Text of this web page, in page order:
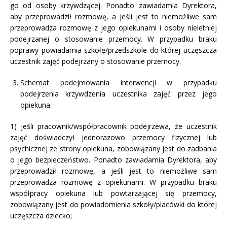
go od osoby krzywdzącej. Ponadto zawiadamia Dyrektora,
aby przeprowadził rozmowę, a jeśli jest to niemożliwe sam
przeprowadza rozmowę z jego opiekunami i osoby nieletniej
podejrzanej o stosowanie przemocy. W przypadku braku
poprawy powiadamia szkołę/przedszkole do której uczęszcza
uczestnik zajęć podejrzany o stosowanie przemocy.
Schemat podejmowania interwencji w przypadku
podejrzenia krzywdzenia uczestnika zajęć przez jego
opiekuna:
1) jeśli pracownik/współpracownik podejrzewa, że uczestnik
zajęć doświadczył jednorazowo przemocy fizycznej lub
psychicznej ze strony opiekuna, zobowiązany jest do zadbania
o jego bezpieczeństwo. Ponadto zawiadamia Dyrektora, aby
przeprowadził rozmowę, a jeśli jest to niemożliwe sam
przeprowadza rozmowę z opiekunami. W przypadku braku
współpracy opiekuna lub powtarzającej się przemocy,
zobowiązany jest do powiadomienia szkoły/placówki do której
uczęszcza dziecko;